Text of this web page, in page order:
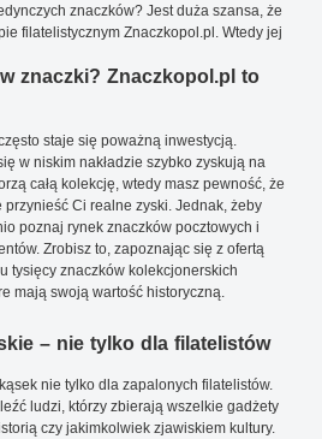
znaczków? Jest duża szansa, że
filatelistycznym Znaczkopol.pl. Wtedy jej
znaczki? Znaczkopol.pl to
staje się poważną inwestycją.
w niskim nakładzie szybko zyskują na
całą kolekcję, wtedy masz pewność, że
Ci realne zyski. Jednak, żeby
poznaj rynek znaczków pocztowych i
Zrobisz to, zapoznając się z ofertą
tysięcy znaczków kolekcjonerskich
mają swoją wartość historyczną.
– nie tylko dla filatelistów
nie tylko dla zapalonych filatelistów.
ludzi, którzy zbierają wszelkie gadżety
czy jakimkolwiek zjawiskiem kultury.